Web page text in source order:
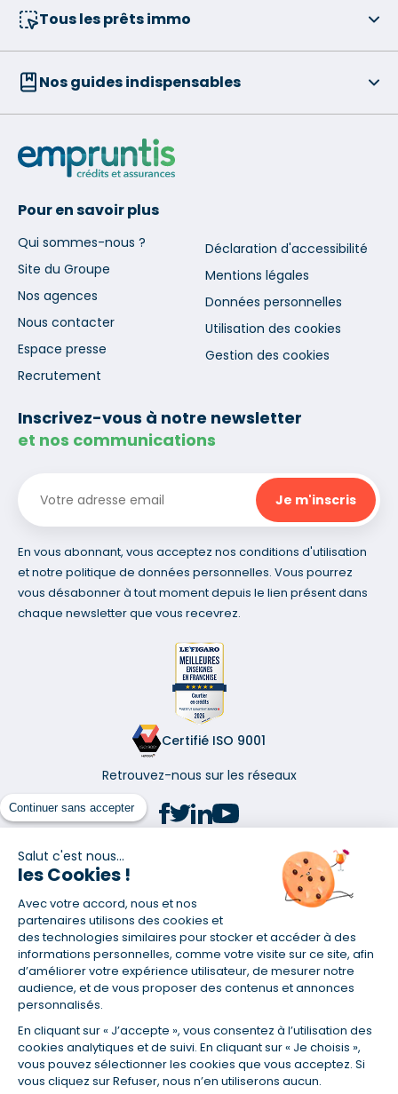
Continuer sans accepter
Salut c'est nous...
les Cookies !
Avec votre accord, nous et nos
partenaires utilisons des cookies et
des technologies similaires pour stocker et accéder à des
informations personnelles, comme votre visite sur ce site, afin
d’améliorer votre expérience utilisateur, de mesurer notre
audience, et de vous proposer des contenus et annonces
personnalisés.
En cliquant sur « J’accepte », vous consentez à l’utilisation des
cookies analytiques et de suivi. En cliquant sur « Je choisis »,
vous pouvez sélectionner les cookies que vous acceptez. Si
vous cliquez sur Refuser, nous n’en utiliserons aucun.
Tous les prêts immo
Nos guides indispensables
Pour en savoir plus
Qui sommes-nous ?
Site du Groupe
Nos agences
Nous contacter
Espace presse
Recrutement
Déclaration d'accessibilité
Mentions légales
Données personnelles
Utilisation des cookies
Gestion des cookies
Inscrivez-vous à notre newsletter
et nos communications
En vous abonnant, vous acceptez nos conditions d'utilisation
et notre politique de données personnelles. Vous pourrez
vous désabonner à tout moment depuis le lien présent dans
chaque newsletter que vous recevrez.
Certifié ISO 9001
Retrouvez-nous sur les réseaux
(1) Taux fixe national hors assurance et selon votre profil
(2) Économie de 65 % pour l'assurance d'un prêt amortissable de 330
457,23 € à 0,90 % sur 19,5 ans, accordé à un salarié non cadre assuré à
100 % (décès, PTIA, IPP, ITT, IPP) âgé de 36 ans fumeur et une personne
salariée non cadre assurée à 100 % (décès, PTIA, IPP, ITT, IPP) âgée de 35
ans et non-fumeur, tous deux sans risque médical connu. Au
14/07/2019, coût de l'assurance proposée par la banque 179,08 €/mois
en moyenne contre 64,60 €/mois en moyenne au 14/07/2022 avec
Empruntis.com (TAEA : 0,44 %, coût total de l'assurance : 15 117,65 €).
(3) Taux minimum pour un crédit consommation d'un montant fixé entre
5 000 et 20 000 euros, selon profil et durée.
(4) La diminution du montant des mensualités entraîne l'allongement
de la durée de remboursement ainsi que la hausse du coût total du